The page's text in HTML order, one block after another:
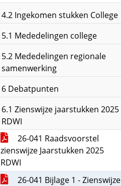
4.2 Ingekomen stukken College
5.1 Mededelingen college
5.2 Mededelingen regionale
samenwerking
6 Debatpunten
6.1 Zienswijze jaarstukken 2025
RDWI
26-041 Raadsvoorstel
zienswijze Jaarstukken 2025
RDWI
26-041 Bijlage 1 - Zienswijze